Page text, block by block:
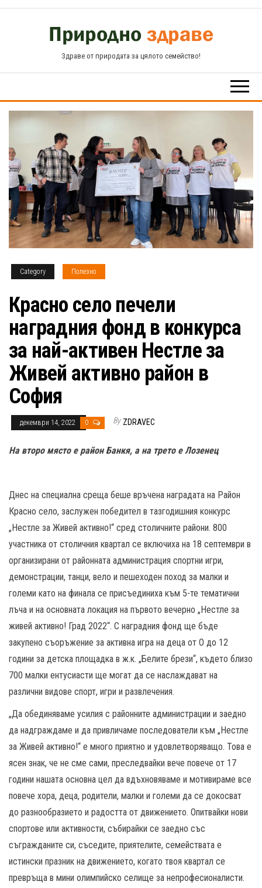
Здраве от природата за цялото семейство!
Category Полезно
Красно село печели
наградния фонд в конкурса
за най-активен Нестле за
Живей активно район в
София
декември 14, 2022 0 By ZDRAVEC
На второ място е район Банкя, а на трето е Лозенец
Днес на специална среща беше връчена наградата на Район
Красно село, заслужен победител в тазгодишния конкурс
„Нестле за Живей активно!“ сред столичните райони. 800
участника от столичния квартал се включиха на 18 септември в
организирани от районната администрация спортни игри,
демонстрации, танци, вело и пешеходен поход за малки и
големи като на финала се присъединиха към 5-те тематични
лъча и на основната локация на първото вечерно „Нестле за
живей активно! Град 2022“. С наградния фонд ще бъде
закупено съоръжение за активна игра на деца от О до 12
години за детска площадка в ж.к. „Белите брези“, където близо
700 малки ентусиасти ще могат да се наслаждават на
различни видове спорт, игри и развлечения.
„Да обединяваме усилия с районните администрации и заедно
да надграждаме и да привличаме последователи към „Нестле
за Живей активно!“ е много приятно и удовлетворяващо. Това е
ясен знак, че не сме сами, преследвайки вече повече от 17
години нашата основна цел да вдъхновяваме и мотивираме все
повече хора, деца, родители, малки и големи да се докосват
до разнообразието и радостта от движението. Опитвайки нови
спортове или активности, събирайки се заедно със
съгражданите си, съседите, приятелите, семействата е
истински празник на движението, когато твоя квартал се
превръща в мини олимпийско селище за непрофесионалисти.